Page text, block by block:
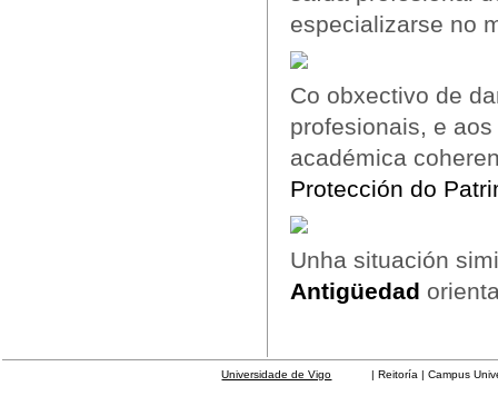
especializarse no
Co obxectivo de
profesionais, e
académica
Protección do
Unha situación
Antigüedad
Universidade de Vigo | Reitoría | Campus